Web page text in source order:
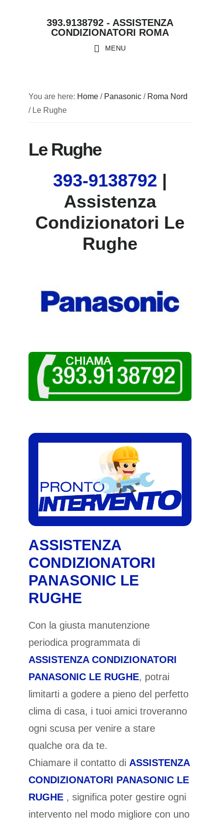
393.9138792 - ASSISTENZA
CONDIZIONATORI ROMA
MENU
You are here: Home / Panasonic / Roma Nord
/Le Rughe
Le Rughe
393-9138792 |
Assistenza
Condizionatori Le
Rughe
ASSISTENZA
CONDIZIONATORI
PANASONIC LE
RUGHE
Con la giusta manutenzione
periodica programmata di
ASSISTENZA CONDIZIONATORI
PANASONIC LE RUGHE, potrai
limitarti a godere a pieno del perfetto
clima di casa, i tuoi amici troveranno
ogni scusa per venire a stare
qualche ora da te.
Chiamare il contatto di ASSISTENZA
CONDIZIONATORI PANASONIC LE
RUGHE , significa poter gestire ogni
intervento nel modo migliore con uno